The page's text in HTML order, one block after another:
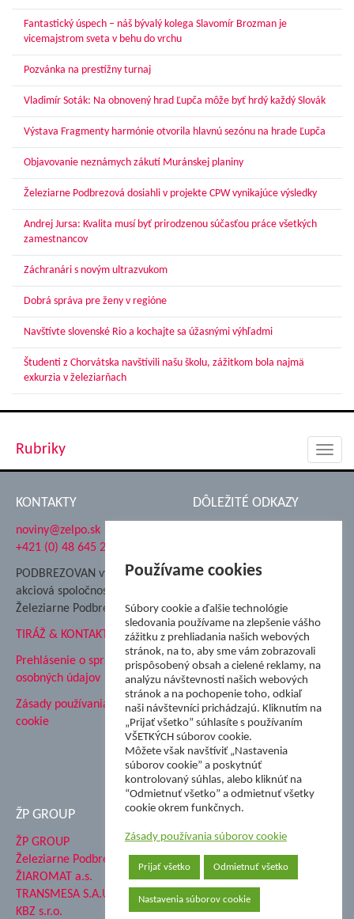
Fantastický úspech – náš bývalý kolega Slavomír Brozman je
vicemajstrom sveta v behu do vrchu
Pozvánka na prestížny turnaj
Vladimír Soták: Na obnovený hrad Ľupča môže byť hrdý každý Slovák
Výstava Fragmenty harmónie otvorila hlavnú sezónu na hrade Ľupča
Objavovanie neznámych zákutí Muránskej planiny
Železiarne Podbrezová dosiahli v projekte CPW vynikajúce výsledky
Andrej Jursa: Kvalita musí byť prirodzenou súčasťou práce všetkých
zamestnancov
Záchranári s novým ultrazvukom
Dobrá správa pre ženy v regióne
Navštívte slovenské Rio a kochajte sa úžasnými výhľadmi
Študenti z Chorvátska navštívili našu školu, zážitkom bola najmä
exkurzia v železiarňach
Rubriky
KONTAKTY
noviny@zelpo.sk
+421 (0) 48 645 2711
PODBREZOVAN vydáva
akciová spoločnosť
Železiarne Podbrezová
TIRÁŽ & KONTAKT
Prehlásenie o spracovaní
osobných údajov
Zásady používania súborov
cookie
DÔLEŽITÉ ODKAZY
Nadácia Železiarne
ŽP Informatika s.r.o.
ŠK Železiarne Podbrezová
Tále a.s.
ŽP GROUP
ŽP GROUP
Železiarne Podbrezová a.s.
ŽIAROMAT a.s.
TRANSMESA S.A.U.
KBZ s.r.o.
Používame cookies
Súbory cookie a ďalšie technológie
sledovania používame na zlepšenie vášho
zážitku z prehliadania našich webových
stránok, na to, aby sme vám zobrazovali
prispôsobený obsah a cielené reklamy, na
analýzu návštevnosti našich webových
stránok a na pochopenie toho, odkiaľ
naši návštevníci prichádzajú. Kliknutím na
„Prijať všetko” súhlasíte s používaním
VŠETKÝCH súborov cookie.
Môžete však navštíviť „Nastavenia
súborov cookie” a poskytnúť
kontrolovaný súhlas, alebo kliknúť na
“Odmietnuť všetko” a odmietnuť všetky
cookie okrem funkčnych.
Zásady používania súborov cookie
Prijať všetko Odmietnuť všetko
Nastavenia súborov cookie